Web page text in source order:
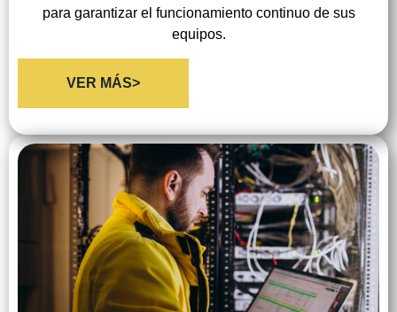
para garantizar el funcionamiento continuo de sus
equipos.
VER MÁS>